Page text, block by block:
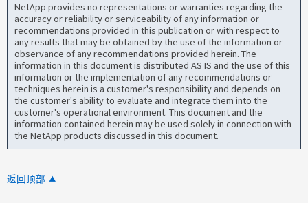
NetApp provides no representations or warranties regarding the
accuracy or reliability or serviceability of any information or
recommendations provided in this publication or with respect to
any results that may be obtained by the use of the information or
observance of any recommendations provided herein. The
information in this document is distributed AS IS and the use of this
information or the implementation of any recommendations or
techniques herein is a customer's responsibility and depends on
the customer's ability to evaluate and integrate them into the
customer's operational environment. This document and the
information contained herein may be used solely in connection with
the NetApp products discussed in this document.
返回顶部